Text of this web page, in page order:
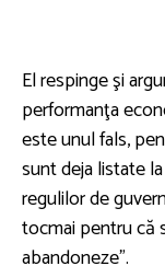
El respinge şi
performanţa
este unul fals,
sunt deja listate
regulilor de
tocmai pentru că
abandoneze”.